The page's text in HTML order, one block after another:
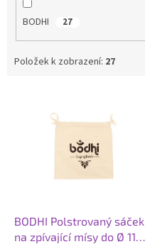
BODHI 27
Položek k zobrazení: 27
BODHI Polstrovaný sáček
na zpívající mísy do Ø 11